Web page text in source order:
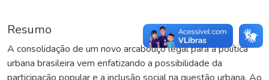
Resumo
A consolidação de um novo arcabouço legal para a política
urbana brasileira vem enfatizando a possibilidade da